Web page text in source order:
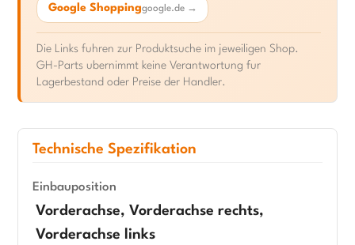
Google Shoppinggoogle.de →
Die Links fuhren zur Produktsuche im jeweiligen Shop.
GH-Parts ubernimmt keine Verantwortung fur
Lagerbestand oder Preise der Handler.
Technische Spezifikation
Einbauposition
Vorderachse, Vorderachse rechts,
Vorderachse links